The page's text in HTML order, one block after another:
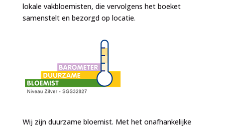
lokale vakbloemisten, die vervolgens het boeket
samenstelt en bezorgd op locatie.
Wij zijn duurzame bloemist. Met het onafhankelijke